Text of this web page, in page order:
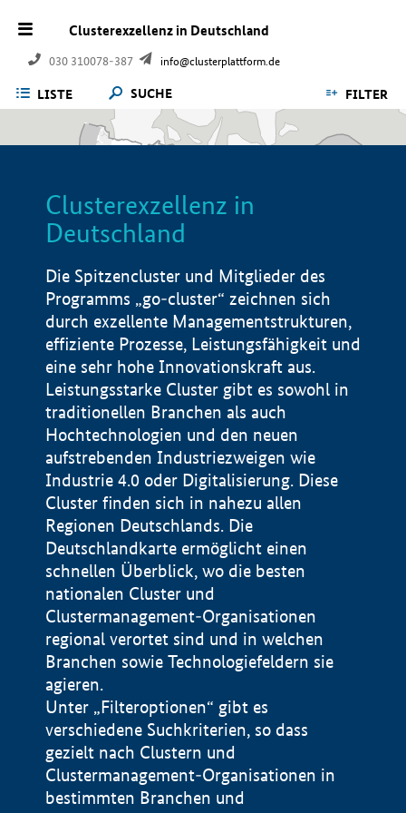
Clusterexzellenz in Deutschland
030 310078-387 info@clusterplattform.de
LISTE SUCHE FILTER
Clusterexzellenz in
Deutschland
Die Spitzencluster und Mitglieder des
Programms „go-cluster“ zeichnen sich
durch exzellente Managementstrukturen,
effiziente Prozesse, Leistungsfähigkeit und
eine sehr hohe Innovationskraft aus.
Leistungsstarke Cluster gibt es sowohl in
traditionellen Branchen als auch
Hochtechnologien und den neuen
aufstrebenden Industriezweigen wie
Industrie 4.0 oder Digitalisierung. Diese
Cluster finden sich in nahezu allen
Regionen Deutschlands. Die
Deutschlandkarte ermöglicht einen
schnellen Überblick, wo die besten
nationalen Cluster und
Clustermanagement-Organisationen
regional verortet sind und in welchen
Branchen sowie Technologiefeldern sie
agieren.
Unter „Filteroptionen“ gibt es
verschiedene Suchkriterien, so dass
gezielt nach Clustern und
Clustermanagement-Organisationen in
bestimmten Branchen und
Impressum
Datenschutzerklärung
BMWE, 2026 ©
100 km © Geobasis-DE / BKG 2015